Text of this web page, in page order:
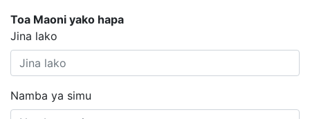
Toa Maoni yako hapa
Jina lako
Namba ya simu